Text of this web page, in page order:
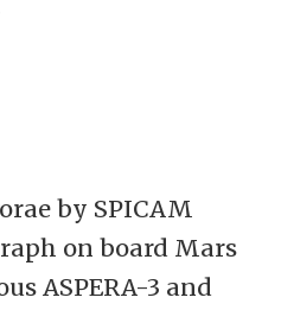
by SPICAM
on board Mars
ASPERA-3 and